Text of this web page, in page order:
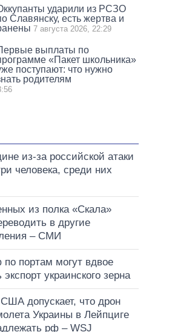
ударили из РСЗО
Славянску, есть жертва и
7 августа 2026, 22:29
выплаты по
«Пакет школьника»
поступают: что нужно
родителям
из-за российской атаки
человека, среди них
из полка «Скала»
в другие
– СМИ
портам могут вдвое
экспорт украинского зерна
США допускает, что дрон
Украины в Лейпциге
рф – WSJ